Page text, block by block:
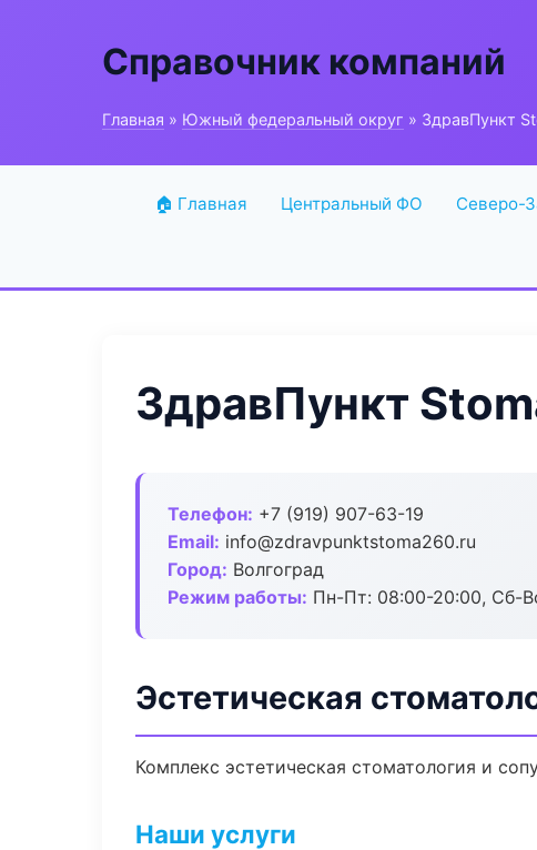
Справочник компаний
Главная » Южный федеральный округ » ЗдравПункт
🏠 Главная Центральный ФО Северо-
ЗдравПункт
Телефон: +7 (919) 907-63-19
Email: info@zdravpunktstoma260.ru
Город: Волгоград
Режим работы: Пн-Пт: 08:00-20:00, Сб-
Эстетическая
Комплекс эстетическая стоматология и
Наши услуги